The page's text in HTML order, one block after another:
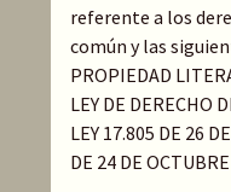
referente a los
común y las
PROPIEDAD
LEY DE DERECHO
LEY 17.805 DE 26
DE 24 DE